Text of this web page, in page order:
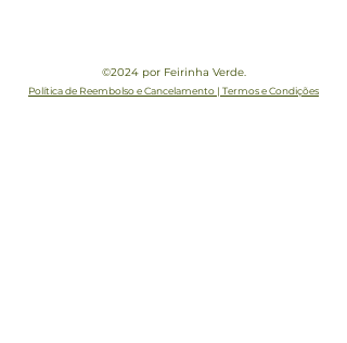
©2024 por Feirinha Verde.
Política de Reembolso e Cancelamento | Termos e Condições